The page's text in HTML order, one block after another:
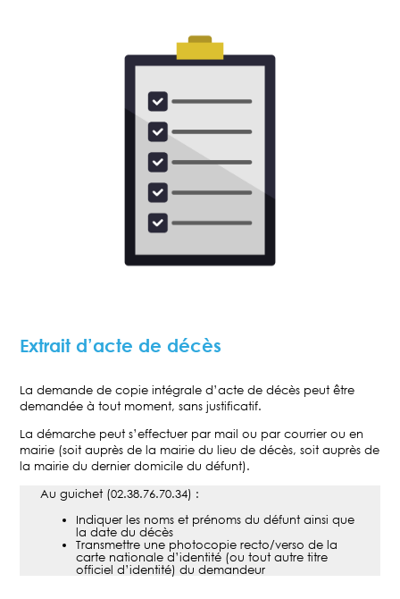
Extrait d’acte de décès
La demande de copie intégrale d’acte de décès peut être
demandée à tout moment, sans justificatif.
La démarche peut s’effectuer par mail ou par courrier ou en
mairie (soit auprès de la mairie du lieu de décès, soit auprès de
la mairie du dernier domicile du défunt).
Au guichet (02.38.76.70.34) :
Indiquer les noms et prénoms du défunt ainsi que
la date du décès
Transmettre une photocopie recto/verso de la
carte nationale d’identité (ou tout autre titre
officiel d’identité) du demandeur